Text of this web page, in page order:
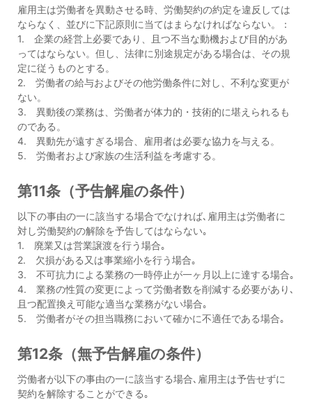
雇用主は労働者を異動させる時、労働契約の約定を違反しては
ならなく、並びに下記原則に当てはまらなければならない。：
1. 企業の経営上必要であり、且つ不当な動機および目的があ
ってはならない。但し、法律に別途規定がある場合は、その規
定に従うものとする。
2. 労働者の給与およびその他労働条件に対し、不利な変更が
ない。
3. 異動後の業務は、労働者が体力的・技術的に堪えられるも
のである。
4. 異動先が遠すぎる場合、雇用者は必要な協力を与える。
5. 労働者および家族の生活利益を考慮する。
第11条（予告解雇の条件）
以下の事由の一に該当する場合でなければ､雇用主は労働者に
対し労働契約の解除を予告してはならない｡
1. 廃業又は営業譲渡を行う場合｡
2. 欠損がある又は事業縮小を行う場合｡
3. 不可抗力による業務の一時停止が一ヶ月以上に達する場合｡
4. 業務の性質の変更によって労働者数を削減する必要があり､
且つ配置換え可能な適当な業務がない場合｡
5. 労働者がその担当職務において確かに不適任である場合｡
第12条（無予告解雇の条件）
労働者が以下の事由の一に該当する場合､雇用主は予告せずに
契約を解除することができる｡